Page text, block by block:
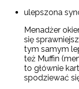
ulepszona
Menadżer
się
tym samym
też Muffin
to głównie
spodziewać